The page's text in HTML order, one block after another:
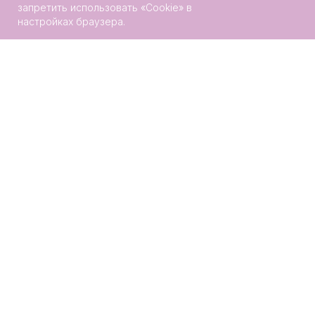
запретить использовать «Сookie» в
настройках браузера.